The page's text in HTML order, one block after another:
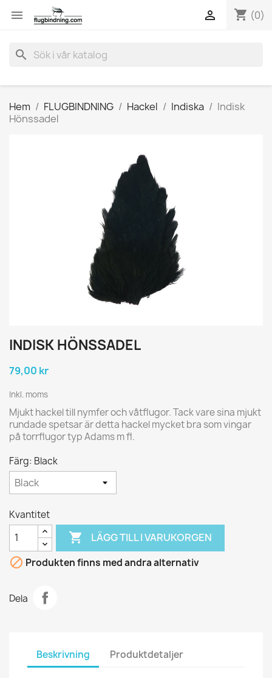
 shopping_cart (0)

search
Hem FLUGBINDNING Hackel Indiska
Indisk
Hönssadel
INDISK HÖNSSADEL
79,00 kr
Inkl. moms
Mjukt hackel till nymfer och våtflugor. Tack vare sina mjukt
rundade spetsar är detta hackel mycket bra som vingar
på torrflugor typ Adams m fl.
Färg: Black
Kvantitet
 LÄGG TILL I VARUKORGEN
 Produkten finns med andra alternativ
Dela
Beskrivning Produktdetaljer